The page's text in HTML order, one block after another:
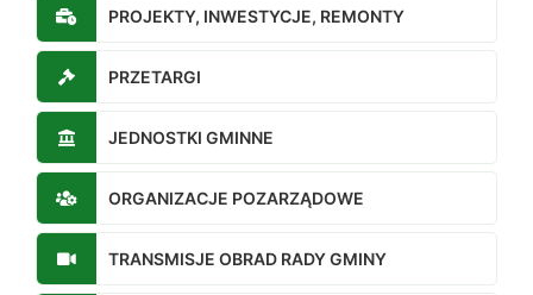
PROJEKTY, INWESTYCJE, REMONTY
PRZETARGI
JEDNOSTKI GMINNE
ORGANIZACJE POZARZĄDOWE
TRANSMISJE OBRAD RADY GMINY